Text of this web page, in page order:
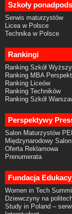
Szkoły
Serwis maturzystów
Licea w Polsce
Technika w Polsce
Rankingi
Ranking Szkół
Ranking MBA
Ranking Liceów
Ranking Techników
Ranking Szkół
Perspektywy
Salon Maturzystów
Międzynarodowy
Oferta Reklamowa
Prenumerata
Fundacja
Women in Tech
Dziewczyny na
Study in Poland –